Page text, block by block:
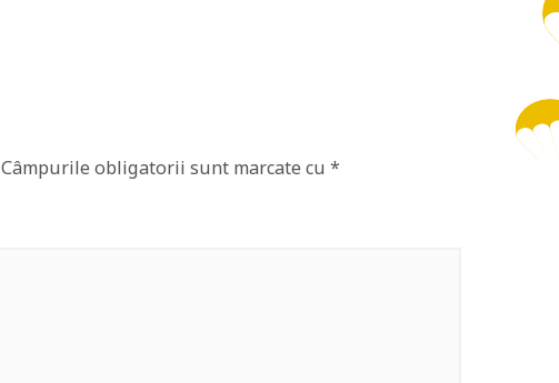
Câmpurile obligatorii sunt marcate cu *